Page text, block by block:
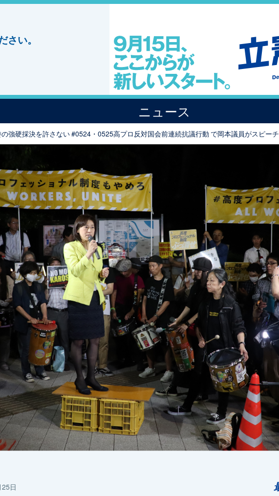
い。
ニュース
強硬採決を許さない #0524・0525高プロ反対国会前連続抗議行動 で岡本議員がスピーチ
日